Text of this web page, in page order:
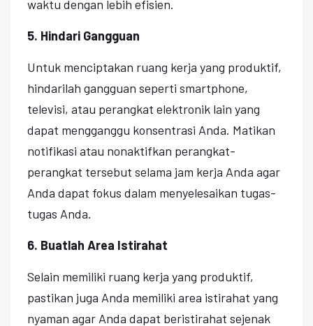
waktu dengan lebih efisien.
5. Hindari Gangguan
Untuk menciptakan ruang kerja yang produktif,
hindarilah gangguan seperti smartphone,
televisi, atau perangkat elektronik lain yang
dapat mengganggu konsentrasi Anda. Matikan
notifikasi atau nonaktifkan perangkat-
perangkat tersebut selama jam kerja Anda agar
Anda dapat fokus dalam menyelesaikan tugas-
tugas Anda.
6. Buatlah Area Istirahat
Selain memiliki ruang kerja yang produktif,
pastikan juga Anda memiliki area istirahat yang
nyaman agar Anda dapat beristirahat sejenak